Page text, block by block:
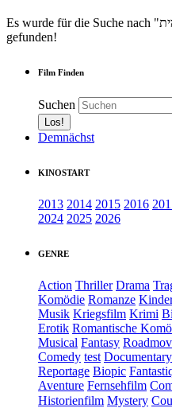
Es wurde für die Suche nach "דרמה קומית" kein Ergebnis
gefunden!
Film Finden
Suchen
Demnächst
KINOSTART
2013 2014 2015 2016
2024 2025 2026
GENRE
Action Thriller Drama
Komödie Romanze
Musik Kriegsfilm Krimi
Erotik Romantische
Musical Fantasy
Comedy test Documentary
Reportage Biopic
Aventure Fernsehfilm
Historienfilm Mystery